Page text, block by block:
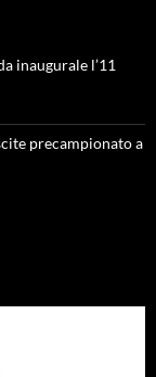
inaugurale l’11
precampionato a